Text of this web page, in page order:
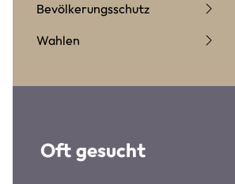
Bevölkerungsschutz
Wahlen
Oft gesucht